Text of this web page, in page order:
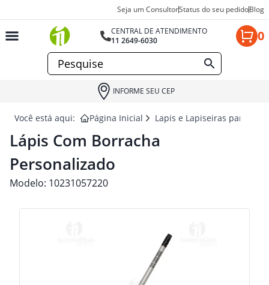
Seja um ConsultorStatus do seu pedidoBlog
CENTRAL DE ATENDIMENTO
11 2649-6030
0
INFORME SEU CEP
Você está aqui: Página Inicial Lapis e Lapiseiras para
Lápis Com Borracha
Personalizado
Modelo: 10231057220